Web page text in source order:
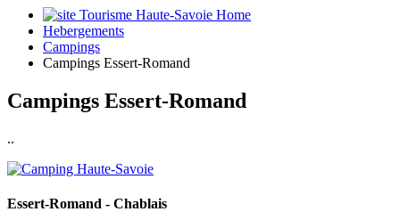
Home
Hebergements
Campings
Campings Essert-Romand
Campings Essert-Romand
..
Essert-Romand - Chablais